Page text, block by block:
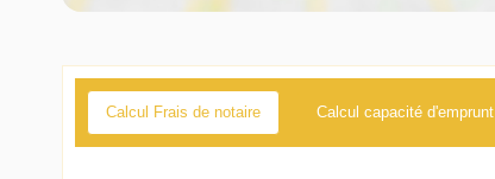
Calcul Frais de notaire Calcul capacité d'emprunt